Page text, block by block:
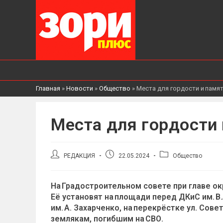
Главная » Новости » Общество » Места для гордости и
Места для гордости
АвторРЕДАКЦИЯ
Запись22.05.2024
РубрикаОбщество
На Градостроительном совете при главе
Её установят на площади перед ДКиС им.
им. А. Захарченко, на перекрёстке ул.
землякам, погибшим на СВО.